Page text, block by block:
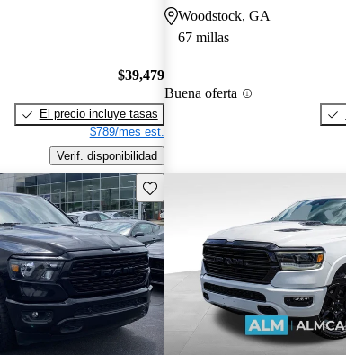
$39,479
El precio incluye tasas
$789/mes est.
Verif. disponibilidad
Woodstock, GA
67 millas
Buena oferta
Guarda este Aviso